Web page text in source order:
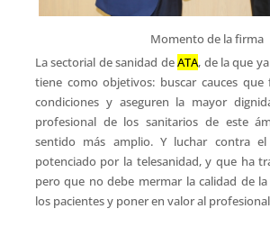
Momento de la firma
La sectorial de sanidad deATA, de la que
tiene como objetivos: buscar cauces que
condiciones y aseguren la mayor
profesional de los sanitarios de este
sentido más amplio. Y luchar contra
potenciado por la telesanidad, y que ha
pero que no debe mermar la calidad de
los pacientes y poner en valor al